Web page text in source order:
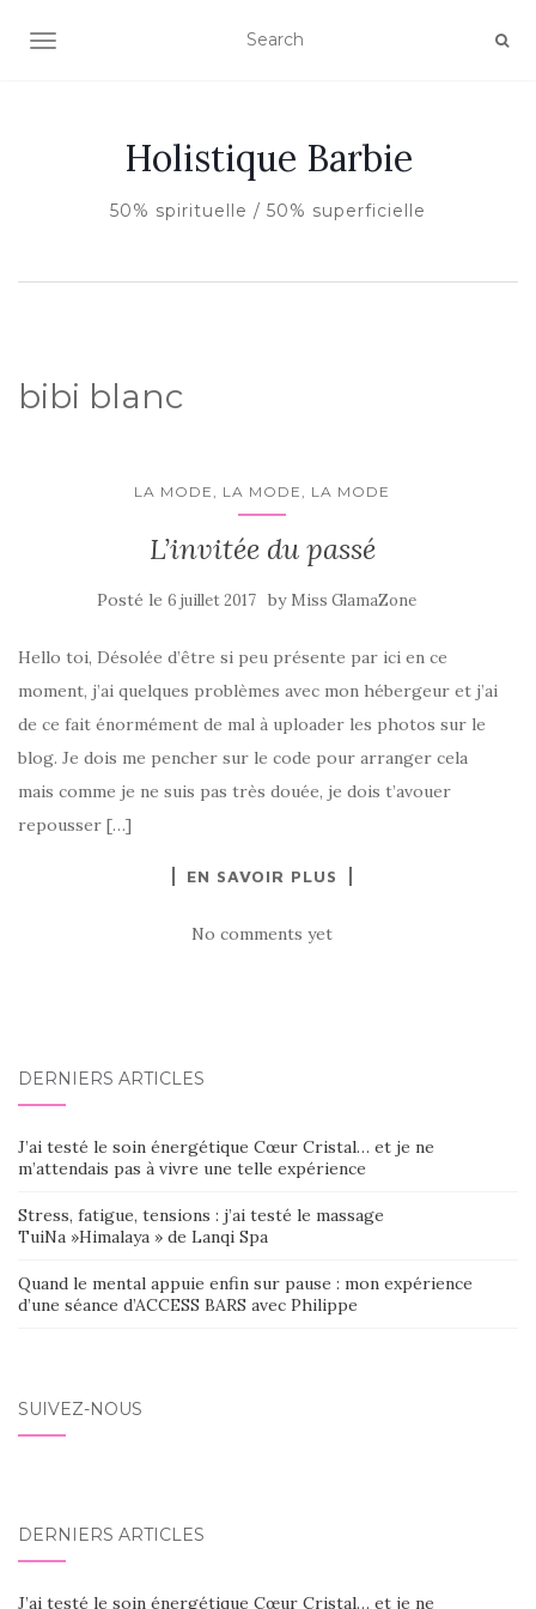
AFFICHER/MASQUER LA NAVIGATION
Holistique Barbie
50% spirituelle / 50% superficielle
bibi blanc
LA MODE, LA MODE, LA MODE
L’invitée du passé
Posté le 6 juillet 2017 by Miss GlamaZone
Hello toi, Désolée d’être si peu présente par ici en ce
moment, j’ai quelques problèmes avec mon hébergeur et j’ai
de ce fait énormément de mal à uploader les photos sur le
blog. Je dois me pencher sur le code pour arranger cela
mais comme je ne suis pas très douée, je dois t’avouer
repousser […]
EN SAVOIR PLUS
No comments yet
DERNIERS ARTICLES
J’ai testé le soin énergétique Cœur Cristal… et je ne
m’attendais pas à vivre une telle expérience
Stress, fatigue, tensions : j’ai testé le massage
TuiNa »Himalaya » de Lanqi Spa
Quand le mental appuie enfin sur pause : mon expérience
d’une séance d’ACCESS BARS avec Philippe
SUIVEZ-NOUS
DERNIERS ARTICLES
J’ai testé le soin énergétique Cœur Cristal… et je ne